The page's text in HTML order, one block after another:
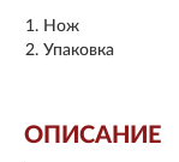
Нож
Упаковка
ОПИСАНИЕ